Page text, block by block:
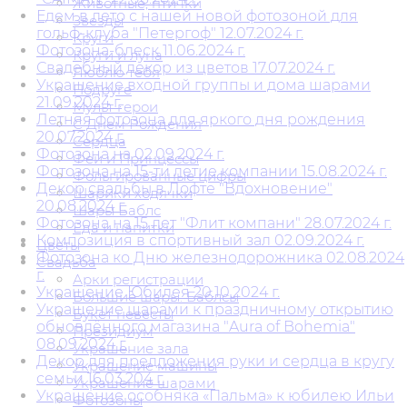
Звезды
Круги
Круги и луна
Люблю тебя
Подруге
Мульт герои
С Днем Рождения
Сердца
Феи и Принцессы
Фольгированные цифры
Шарики ходячки
Шары Баблс
Еда и напитки
Цветы
Свадьба
Арки регистрации
Большие шары. Баблсы
Букет невесты
Президиум
Украшение зала
Украшение машины
Украшение шарами
Фотозоны
Едем в лето с нашей новой фотозоной для
гольф-клуба "Петергоф" 12.07.2024 г.
Фотозона-блеск 11.06.2024 г.
Свадебный декор из цветов 17.07.2024 г.
Украшение входной группы и дома шарами
21.09.2024 г.
Летняя фотозона для яркого дня рождения
20.07.2024 г.
Фотозона на 02.09.2024 г.
Фотозона на 15-ти летие компании 15.08.2024 г.
Декор свадьбы в Лофте "Вдохновение"
20.08.2024 г.
Фотозона на 15 лет "Флит компани" 28.07.2024 г.
Композиция в спортивный зал 02.09.2024 г.
Фотозона ко Дню железнодорожника 02.08.2024
г.
Украшение Юбилея 20.10.2024 г.
Украшение шарами к праздничному открытию
обновлённого магазина "Aura of Bohemia"
08.09.2024 г.
Декор для предложения руки и сердца в кругу
семьи 16.03.204 г.
Украшение особняка «Пальма» к юбилею Ильи